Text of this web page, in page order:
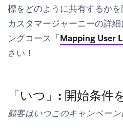
標をどのように共有するかを
カスタマージャーニーの詳
ングコース「Mapping User
さい！
「いつ」: 開始条件
顧客はいつこのキャンペー